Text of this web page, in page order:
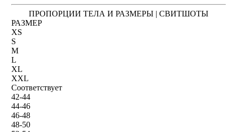
ПРОПОРЦИИ ТЕЛА И РАЗМЕРЫ | СВИТШОТЫ
РАЗМЕР
XS
S
M
L
XL
XXL
Соответствует
42-44
44-46
46-48
48-50